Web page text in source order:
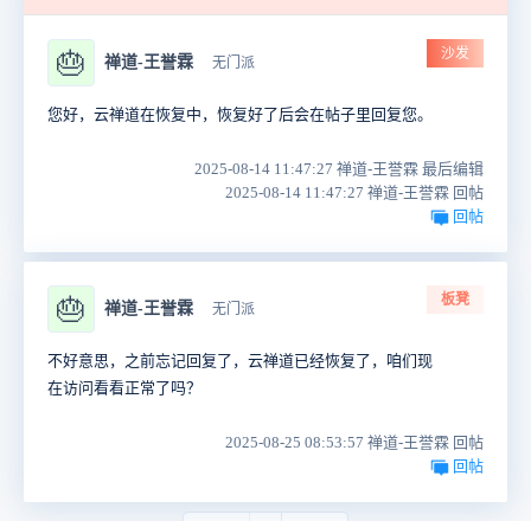
🎂 禅道-王誉霖 无门派
沙发
您好，云禅道在恢复中，恢复好了后会在帖子里回复您。
2025-08-14 11:47:27 禅道-王誉霖 最后编辑
2025-08-14 11:47:27 禅道-王誉霖 回帖
回帖
🎂 禅道-王誉霖 无门派
板凳
不好意思，之前忘记回复了，云禅道已经恢复了，咱们现
在访问看看正常了吗？
2025-08-25 08:53:57 禅道-王誉霖 回帖
回帖